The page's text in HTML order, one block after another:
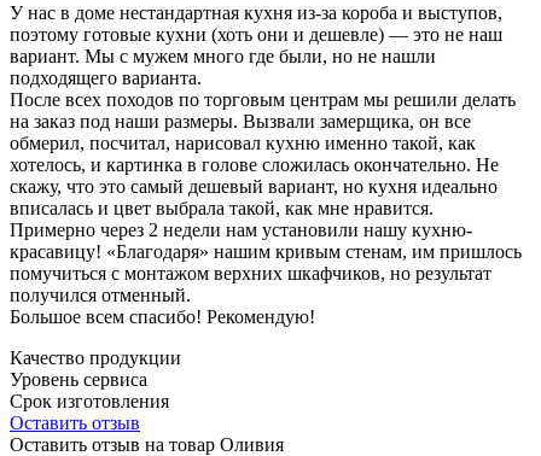
У нас в доме нестандартная кухня из-за короба и выступов,
поэтому готовые кухни (хоть они и дешевле) — это не наш
вариант. Мы с мужем много где были, но не нашли
подходящего варианта.
После всех походов по торговым центрам мы решили делать
на заказ под наши размеры. Вызвали замерщика, он все
обмерил, посчитал, нарисовал кухню именно такой, как
хотелось, и картинка в голове сложилась окончательно. Не
скажу, что это самый дешевый вариант, но кухня идеально
вписалась и цвет выбрала такой, как мне нравится.
Примерно через 2 недели нам установили нашу кухню-
красавицу! «Благодаря» нашим кривым стенам, им пришлось
помучиться с монтажом верхних шкафчиков, но результат
получился отменный.
Большое всем спасибо! Рекомендую!
Качество продукции
Уровень сервиса
Срок изготовления
Оставить отзыв
Оставить отзыв на товар Оливия